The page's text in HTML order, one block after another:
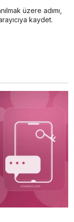
üzere adımı,
kaydet.